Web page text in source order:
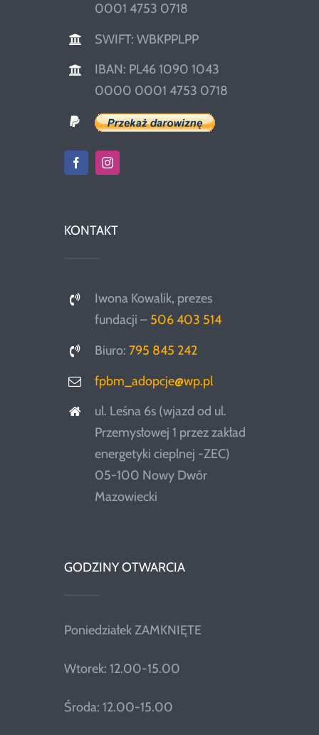
0001 4753 0718
SWIFT: WBKPPLPP
IBAN: PL46 1090 1043
0000 0001 4753 0718
KONTAKT
Iwona Kowalik, prezes
fundacji – 506 403 514
Biuro:795 845 242
fpbm_adopcje@wp.pl
ul. Leśna 6s (wjazd od ul.
Przemysłowej 1 przez zakład
energetyki cieplnej -ZEC)
05-100 Nowy Dwór
Mazowiecki
GODZINY OTWARCIA
Poniedziałek ZAMKNIĘTE
Wtorek: 12.00-15.00
Środa: 12.00-15.00